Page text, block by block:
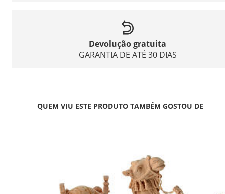
Devolução gratuita
GARANTIA DE ATÉ 30 DIAS
QUEM VIU ESTE PRODUTO TAMBÉM GOSTOU DE